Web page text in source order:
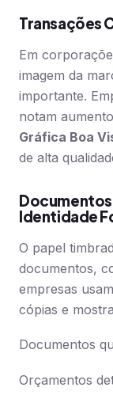
Transações
Em
imagem da
importante.
notam
Gráfica Boa
de alta
Identidade
O papel
documentos,
empresas
cópias e
Documentos
Orçamentos